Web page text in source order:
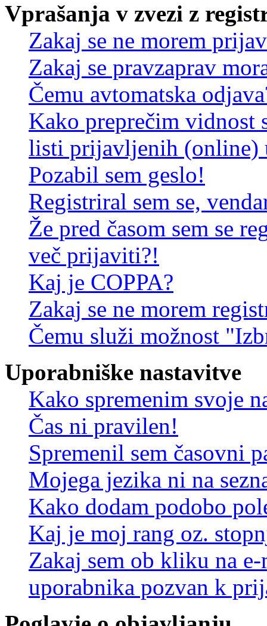
Vprašanja v zvezi z
Zakaj se ne morem
Zakaj se pravzaprav
Čemu avtomatska
Kako preprečim vidnost
listi prijavljenih (online)
Pozabil sem geslo!
Registriral sem se,
Že pred časom sem se
več prijaviti?!
Kaj je COPPA?
Zakaj se ne morem
Čemu služi možnost
Uporabniške nastavitve
Kako spremenim svoje
Čas ni pravilen!
Spremenil sem časovni
Mojega jezika ni na
Kako dodam podobo
Kaj je moj rang oz.
Zakaj sem ob kliku na
uporabnika pozvan k